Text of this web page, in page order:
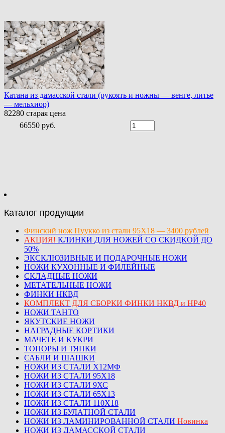
Катана из дамасской стали (рукоять и ножны — венге, литье
— мельхиор)
82280 старая цена
66550 руб.
Каталог продукции
Финский нож Пуукко из стали 95Х18 — 3400 рублей
АКЦИЯ! КЛИНКИ ДЛЯ НОЖЕЙ СО СКИДКОЙ ДО
50%
ЭКСКЛЮЗИВНЫЕ И ПОДАРОЧНЫЕ НОЖИ
НОЖИ КУХОННЫЕ И ФИЛЕЙНЫЕ
СКЛАДНЫЕ НОЖИ
МЕТАТЕЛЬНЫЕ НОЖИ
ФИНКИ НКВД
КОМПЛЕКТ ДЛЯ СБОРКИ ФИНКИ НКВД и НР40
НОЖИ ТАНТО
ЯКУТСКИЕ НОЖИ
НАГРАДНЫЕ КОРТИКИ
МАЧЕТЕ И КУКРИ
ТОПОРЫ И ТЯПКИ
САБЛИ И ШАШКИ
НОЖИ ИЗ СТАЛИ Х12МФ
НОЖИ ИЗ СТАЛИ 95Х18
НОЖИ ИЗ СТАЛИ 9ХС
НОЖИ ИЗ СТАЛИ 65Х13
НОЖИ ИЗ СТАЛИ 110Х18
НОЖИ ИЗ БУЛАТНОЙ СТАЛИ
НОЖИ ИЗ ЛАМИНИРОВАННОЙ СТАЛИ Новинка
НОЖИ ИЗ ДАМАССКОЙ СТАЛИ